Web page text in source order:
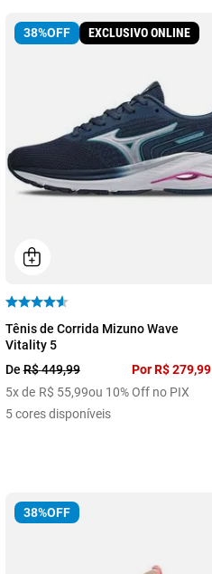
38%OFF EXCLUSIVO ONLINE
37
Tênis de Corrida Mizuno Wave
Vitality 5
DeR$449,99 PorR$ 279,99
5x de R$ 55,99ou 10% Off no PIX
5 cores disponíveis
38%OFF